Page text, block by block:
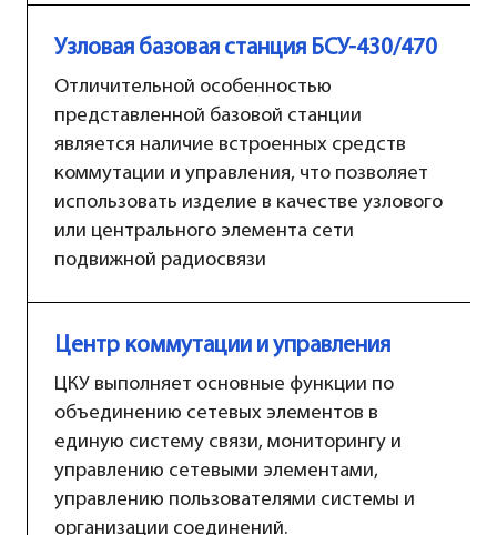
Узловая базовая станция БСУ-430/470
Отличительной особенностью
представленной базовой станции
является наличие встроенных средств
коммутации и управления, что позволяет
использовать изделие в качестве узлового
или центрального элемента сети
подвижной радиосвязи
Центр коммутации и управления
ЦКУ выполняет основные функции по
объединению сетевых элементов в
единую систему связи, мониторингу и
управлению сетевыми элементами,
управлению пользователями системы и
организации соединений.